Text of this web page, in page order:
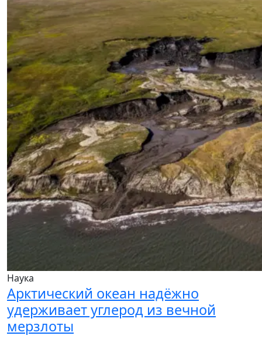
Наука
Арктический океан надёжно
удерживает углерод из вечной
мерзлоты